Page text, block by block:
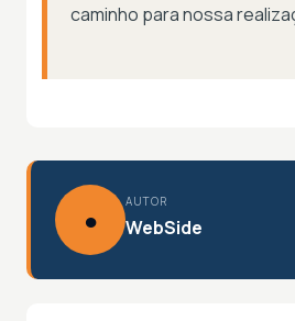
caminho para nossa
●
AUTOR
WebSide